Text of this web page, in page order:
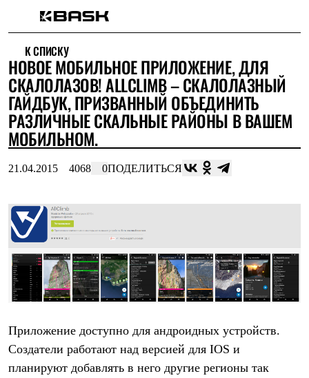
Интернет-магазин
Мужская одежда
Утепленная пухом
Куртки
Брюки
Жилеты
Комбинезоны
Утепленная синтетикой
Брюки
Брюки
Софтшелл одежда
Куртки
Флисовая одежда
Куртки
Брюки
Жилеты
Теплое термобелье
Среднее термобелье
Легкое термобелье
Лёгкая одежда
К СПИСКУ
НОВОЕ МОБИЛЬНОЕ ПРИЛОЖЕНИЕ, ДЛЯ
СКАЛОЛАЗОВ! ALLCLIMB – СКАЛОЛАЗНЫЙ
ГАЙДБУК, ПРИЗВАННЫЙ ОБЪЕДИНИТЬ
РАЗЛИЧНЫЕ СКАЛЬНЫЕ РАЙОНЫ В ВАШЕМ
МОБИЛЬНОМ.
21.04.2015 4068 0ПОДЕЛИТЬСЯ
Приложение доступно для андроидных устройств.
Создатели работают над версией для IOS и
планируют добавлять в него другие регионы так